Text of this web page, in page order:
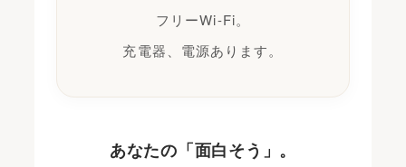
フリーWi-Fi。
充電器、電源あります。
あなたの「面白そう」。